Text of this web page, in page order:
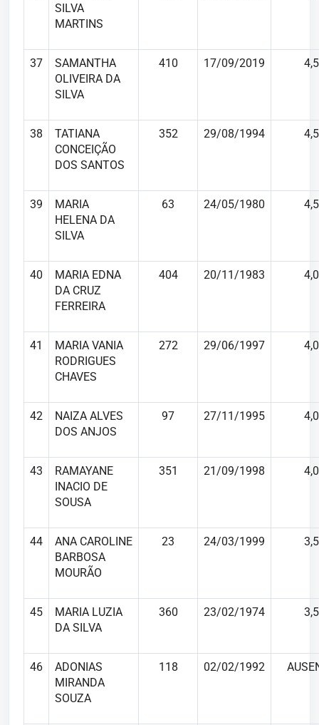
SILVA
MARTINS
37
SAMANTHA
OLIVEIRA DA
SILVA
410 17/09/2019 4,5
38
TATIANA
CONCEIÇÃO
DOS SANTOS
352 29/08/1994 4,5
39
MARIA
HELENA DA
SILVA
63 24/05/1980 4,5
40
MARIA EDNA
DA CRUZ
FERREIRA
404 20/11/1983 4,0
41
MARIA VANIA
RODRIGUES
CHAVES
272 29/06/1997 4,0
42
NAIZA ALVES
DOS ANJOS
97 27/11/1995 4,0
43
RAMAYANE
INACIO DE
SOUSA
351 21/09/1998 4,0
44
ANA CAROLINE
BARBOSA
MOURÃO
23 24/03/1999 3,5
45
MARIA LUZIA
DA SILVA
360 23/02/1974 3,5
46
ADONIAS
MIRANDA
SOUZA
118 02/02/1992